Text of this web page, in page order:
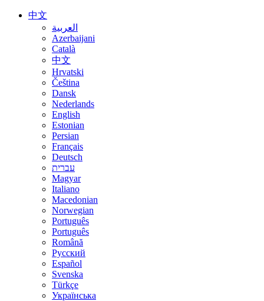
中文
العربية
Azerbaijani
Català
中文
Hrvatski
Čeština
Dansk
Nederlands
English
Estonian
Persian
Français
Deutsch
עברית
Magyar
Italiano
Macedonian
Norwegian
Português
Português
Română
Русский
Español
Svenska
Türkçe
Українська